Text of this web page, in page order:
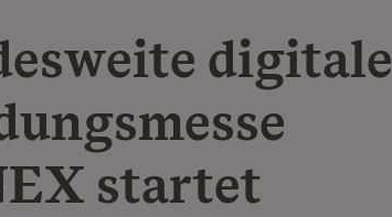
digitale
startet